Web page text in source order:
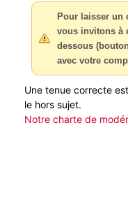
Pour laisser un
vous invitons à
dessous
avec votre
Une tenue correcte
le hors sujet.
Notre charte de